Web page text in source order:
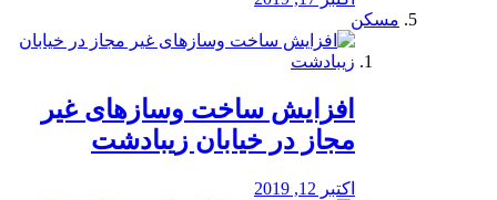
مسکن
افزایش ساخت وسازهای غیر
مجاز در خیابان زیبادشت
اکتبر 12, 2019